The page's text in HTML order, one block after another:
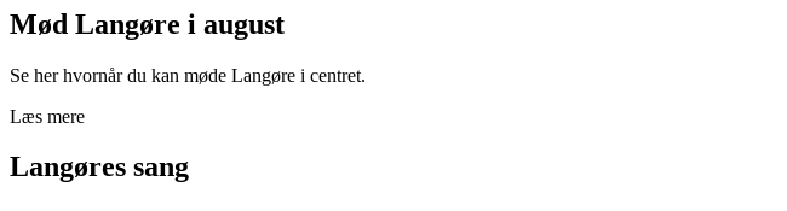
Mød Langøre i august
Se her hvornår du kan møde Langøre i centret.
Læs mere
Langøres sang